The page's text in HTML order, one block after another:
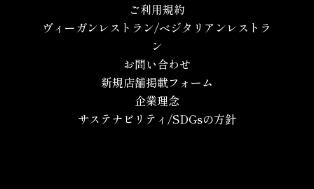
ご利用規約
ヴィーガンレストラン/ベジタリアンレストラ
ン
お問い合わせ
新規店舗掲載フォーム
企業理念
サステナビリティ/SDGsの方針